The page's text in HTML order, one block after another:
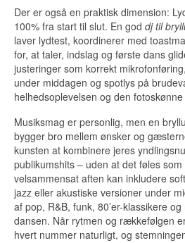
Der er også en praktisk dimension:
100% fra start til slut. En god dj til
laver lydtest, koordinerer med
for, at taler, indslag og første dans
justeringer som korrekt
under middagen og spotlys på
helhedsoplevelsen og den
Musiksmag er personlig, men en
bygger bro mellem ønsker og
kunsten at kombinere jeres
publikumshits – uden at det føles
velsammensat aften kan inkludere
jazz eller akustiske versioner under
af pop, R&B, funk, 80’er-klassikere
dansen. Når rytmen og rækkefølgen
hvert nummer naturligt, og